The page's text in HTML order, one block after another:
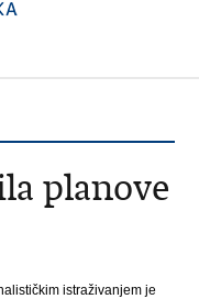
planove
istraživanjem je